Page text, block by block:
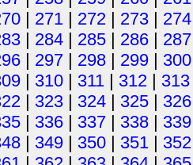
| 271 | 272 | 273 | 274
| 284 | 285 | 286 | 287
| 297 | 298 | 299 | 300
| 310 | 311 | 312 | 313
| 323 | 324 | 325 | 326
| 336 | 337 | 338 | 339
| 349 | 350 | 351 | 352